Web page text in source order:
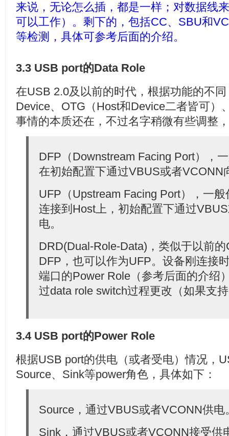
来说，无论怎么插，都是一样；对数据线
可以工作）。剩下的，包括CC、SBU和
等检测，具体可参考后面的介绍。
3.3 USB port的Data Role
在USB 2.0及以前的时代，根据功能的不
Device、OTG（Host和Device二者皆可）
事情的本质还在，不过名字稍微有些调整
DFP（Downstream Facing Port），
在初始配置下通过VBUS或者VCONN
UFP（Upstream Facing Port），一
连接到Host上，初始配置下通过
电。
DRD(Dual-Role-Data)，类似于以前
DFP，也可以作为UFP。设备刚连接
端口的Power Role（参考后面的介绍
过data role switch过程更改（如果支
3.4 USB port的Power Role
根据USB port的供电（或者受电）情况，
Source、Sink等power角色，具体如下：
Source，通过VBUS或者VCONN供电
Sink，通过VBUS或者VCONN接受供